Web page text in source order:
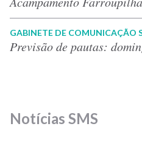
GABINETE DE COMUNICAÇÃO
Previsão de pautas:
Notícias SMS